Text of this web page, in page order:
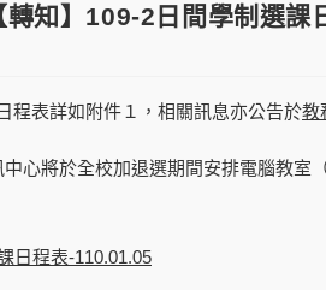
知】109-2日間學制選課
程表詳如附件１，相關訊息亦公告於教
心將於全校加退選期間安排電腦教
日程表-110.01.05